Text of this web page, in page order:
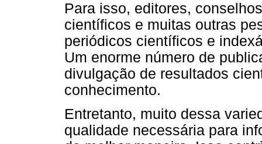
Para isso, editores,
científicos e muitas outras
periódicos científicos e
Um enorme número de
divulgação de resultados
conhecimento.
Entretanto, muito dessa
qualidade necessária para